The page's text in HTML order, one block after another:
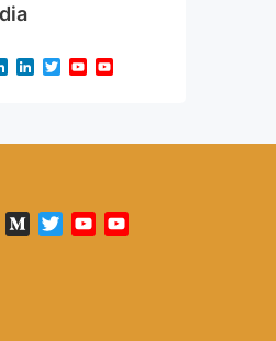
LinkedIn
LinkedIn
TwitterYouTube
LinkedInMediumTwitterYouTube